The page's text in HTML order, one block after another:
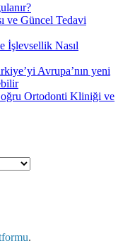
ve Güncel Tedavi
İşlevsellik Nasıl
Avrupa’nın yeni
Ortodonti Kliniği ve
.